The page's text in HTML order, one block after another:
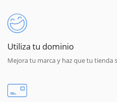
Utiliza tu dominio
Mejora tu marca y haz que tu tienda